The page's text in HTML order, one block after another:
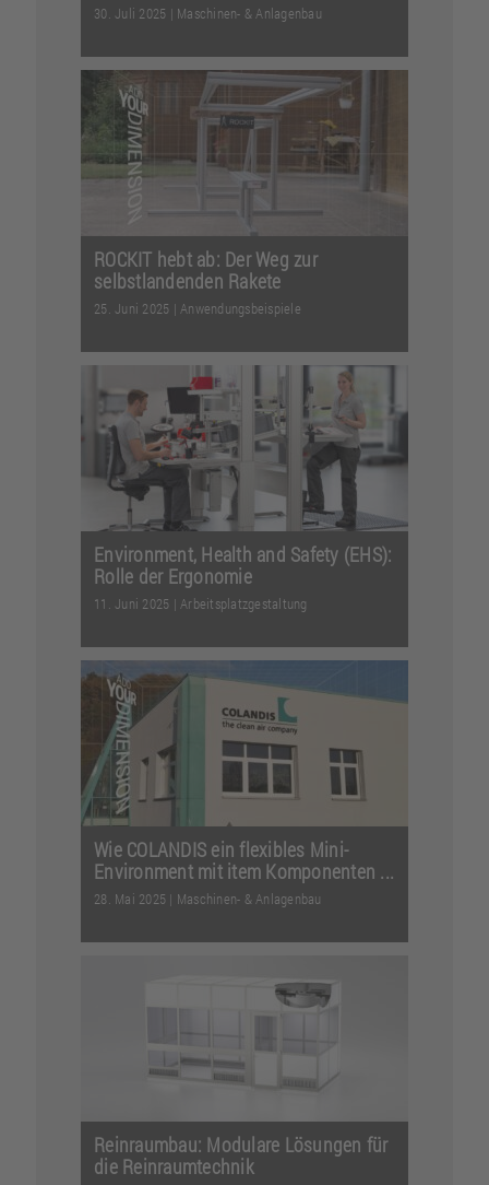
30. Juli 2025 | Maschinen- & Anlagenbau
Die Halbleiterindustrie stellt an
Betriebsmittel höchste Anforderungen.
Nur so lassen sich...
Weiterlesen
ROCKIT hebt ab: Der Weg zur
selbstlandenden Rakete
25. Juni 2025 | Anwendungsbeispiele
Gigantische Dimensionen, kribbelnde
Spannung und weltweite
Aufmerksamkeit: Der Start von W...
Weiterlesen
Environment, Health and Safety (EHS):
Rolle der Ergonomie
11. Juni 2025 | Arbeitsplatzgestaltung
Was wäre, wenn sich der Arbeitsplatz
an den Menschen anpasst und nicht
andersherum? Ein...Weiterlesen
Wie COLANDIS ein flexibles Mini-
Environment mit item Komponenten ...
28. Mai 2025 | Maschinen- & Anlagenbau
flexible Reinraumlösungen, die
Weiterlesen
Reinraumbau: Modulare Lösungen für
die Reinraumtechnik